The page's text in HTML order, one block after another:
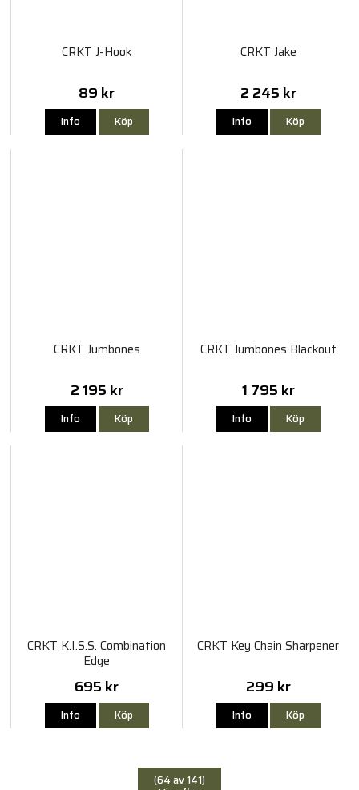
CRKT J-Hook
89 kr
Info Köp
CRKT Jake
2 245 kr
Info Köp
CRKT Jumbones
2 195 kr
Info Köp
CRKT Jumbones Blackout
1 795 kr
Info Köp
CRKT K.I.S.S. Combination
Edge
695 kr
Info Köp
CRKT Key Chain Sharpener
299 kr
Info Köp
(64 av 141)